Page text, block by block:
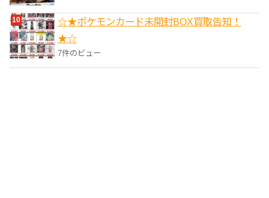
☆★ポケモンカード未開封BOX買取告知！
★☆
7件のビュー